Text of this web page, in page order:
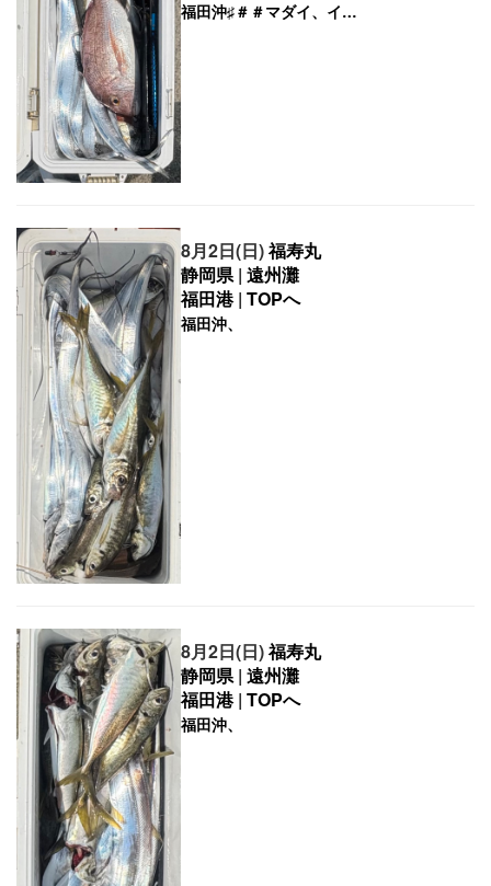
8月2日(日)福寿丸
静岡県 | 遠州灘
福田港| TOPへ
8月2日(日)福寿丸
静岡県| 遠州灘
福田港| TOPへ